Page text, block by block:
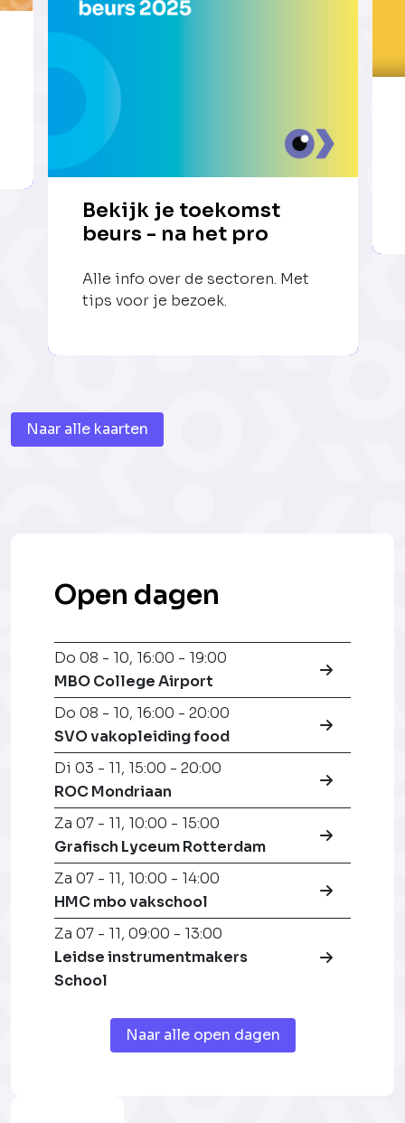
Bekijk je toekomst
beurs - na het pro
Alle info over de sectoren. Met
tips voor je bezoek.
Naar alle kaarten
Open dagen
Do 08 - 10, 16:00 - 19:00
MBO College Airport
Do 08 - 10, 16:00 - 20:00
SVO vakopleiding food
Di 03 - 11, 15:00 - 20:00
ROC Mondriaan
Za 07 - 11, 10:00 - 15:00
Grafisch Lyceum Rotterdam
Za 07 - 11, 10:00 - 14:00
HMC mbo vakschool
Za 07 - 11, 09:00 - 13:00
Leidse instrumentmakers
School
Naar alle open dagen